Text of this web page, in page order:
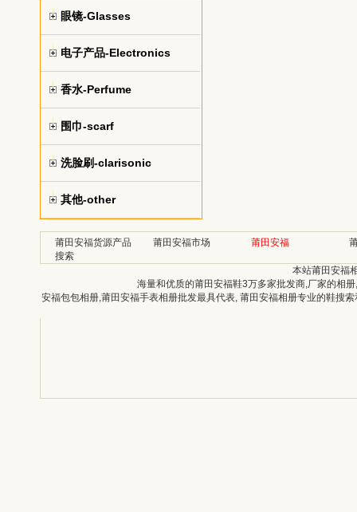
眼镜-Glasses
电子产品-Electronics
香水-Perfume
围巾-scarf
洗脸刷-clarisonic
其他-other
莆田安福货源产品
搜索
莆田安福市场 莆田安福
本站莆田安福
海量和优质的莆田安福鞋3万多家批发商,厂家的相
安福包包相册,莆田安福手表相册批发最具代表, 莆田安福相册专业的鞋搜